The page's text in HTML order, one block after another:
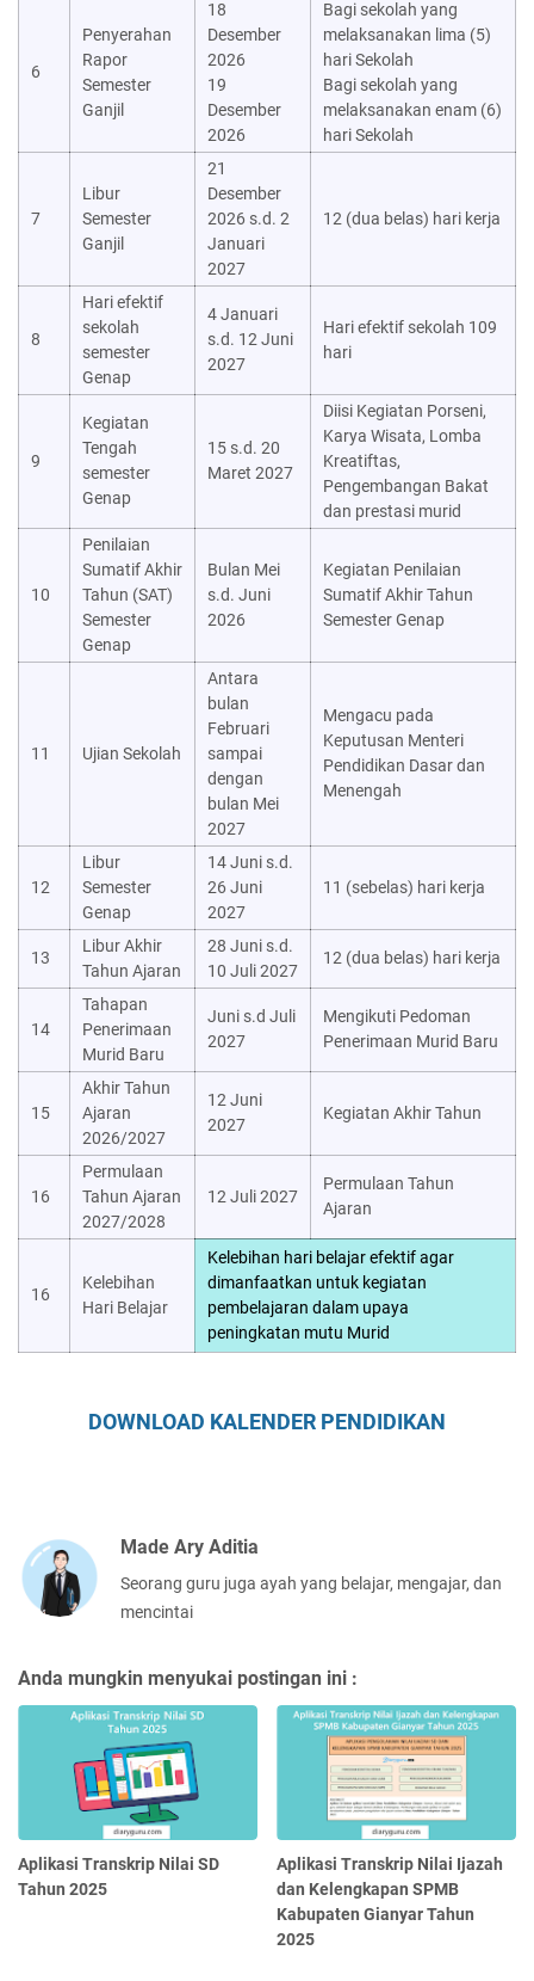
6
Penyerahan
Rapor
Semester
Ganjil
18
Desember
2026
19
Desember
2026
Bagi sekolah yang
melaksanakan lima (5)
hari Sekolah
Bagi sekolah yang
melaksanakan enam (6)
hari Sekolah
7
Libur
Semester
Ganjil
21
Desember
2026 s.d. 2
Januari
2027
12 (dua belas) hari kerja
8
Hari efektif
sekolah
semester
Genap
4 Januari
s.d. 12 Juni
2027
Hari efektif sekolah 109
hari
9
Kegiatan
Tengah
semester
Genap
15 s.d. 20
Maret 2027
Diisi Kegiatan Porseni,
Karya Wisata, Lomba
Kreatiftas,
Pengembangan Bakat
dan prestasi murid
10
Penilaian
Sumatif Akhir
Tahun (SAT)
Semester
Genap
Bulan Mei
s.d. Juni
2026
Kegiatan Penilaian
Sumatif Akhir Tahun
Semester Genap
11 Ujian Sekolah
Antara
bulan
Februari
sampai
dengan
bulan Mei
2027
Mengacu pada
Keputusan Menteri
Pendidikan Dasar dan
Menengah
12
Libur
Semester
Genap
14 Juni s.d.
26 Juni
2027
11 (sebelas) hari kerja
13
Libur Akhir
Tahun Ajaran
28 Juni s.d.
10 Juli 2027
12 (dua belas) hari kerja
14
Tahapan
Penerimaan
Murid Baru
Juni s.d Juli
2027
Mengikuti Pedoman
Penerimaan Murid Baru
15
Akhir Tahun
Ajaran
2026/2027
12 Juni
2027
Kegiatan Akhir Tahun
16
Permulaan
Tahun Ajaran
2027/2028
12 Juli 2027
Permulaan Tahun
Ajaran
16
Kelebihan
Hari Belajar
Kelebihan hari belajar efektif agar
dimanfaatkan untuk kegiatan
pembelajaran dalam upaya
peningkatan mutu Murid
DOWNLOAD KALENDER PENDIDIKAN
Made Ary Aditia
Seorang guru juga ayah yang belajar, mengajar, dan
mencintai
Anda mungkin menyukai postingan ini :
Aplikasi Transkrip Nilai SD
Tahun 2025
Aplikasi Transkrip Nilai Ijazah
dan Kelengkapan SPMB
Kabupaten Gianyar Tahun
2025